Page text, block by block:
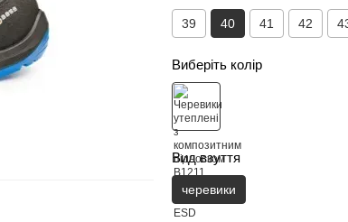
39 40 41 42
Виберіть колір
Вид взуття
черевики